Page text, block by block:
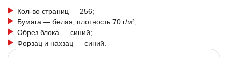
Кол-во страниц — 256;
Бумага — белая, плотность 70 г/м²;
Обрез блока — синий;
Форзац и нахзац — синий.